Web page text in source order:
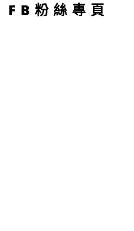
FB粉絲專頁